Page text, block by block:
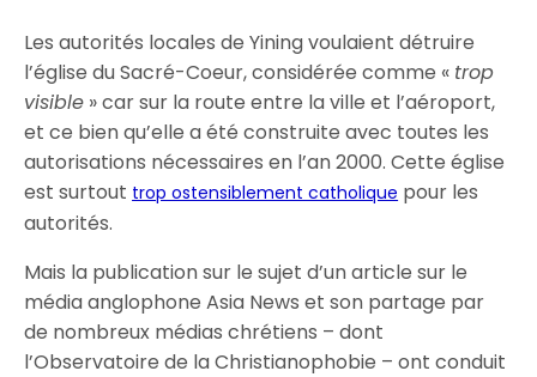
Les autorités locales de Yining voulaient détruire
l’église du Sacré-Coeur, considérée comme « trop
visible » car sur la route entre la ville et l’aéroport,
et ce bien qu’elle a été construite avec toutes les
autorisations nécessaires en l’an 2000. Cette église
est surtout trop ostensiblement catholique pour les
autorités.
Mais la publication sur le sujet d’un article sur le
média anglophone Asia News et son partage par
de nombreux médias chrétiens – dont
l’Observatoire de la Christianophobie – ont conduit